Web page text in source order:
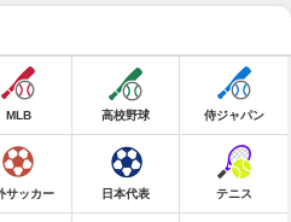
MLB 高校野球 侍ジャパン
サッカー 日本代表 テニス